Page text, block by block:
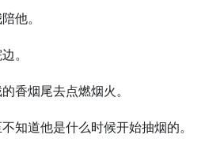
他。
。
香烟尾去点燃烟火。
知道他是什么时候开始抽烟的。